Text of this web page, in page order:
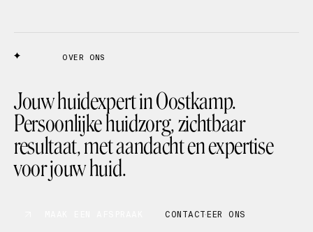
OVER ONS
Jouw huidexpert in Oostkamp.
Persoonlijke huidzorg, zichtbaar
resultaat, met aandacht en expertise
voor jouw huid.
CONTACTEER ONS